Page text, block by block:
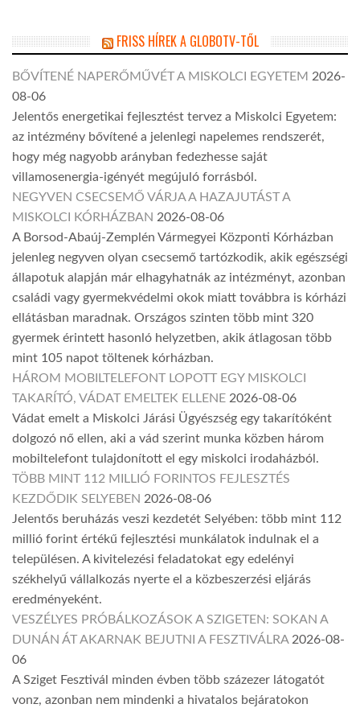
FRISS HÍREK A GLOBOTV-TŐL
BŐVÍTENÉ NAPERŐMŰVÉT A MISKOLCI EGYETEM 2026-
08-06
Jelentős energetikai fejlesztést tervez a Miskolci Egyetem:
az intézmény bővítené a jelenlegi napelemes rendszerét,
hogy még nagyobb arányban fedezhesse saját
villamosenergia-igényét megújuló forrásból.
NEGYVEN CSECSEMŐ VÁRJA A HAZAJUTÁST A
MISKOLCI KÓRHÁZBAN 2026-08-06
A Borsod-Abaúj-Zemplén Vármegyei Központi Kórházban
jelenleg negyven olyan csecsemő tartózkodik, akik egészségi
állapotuk alapján már elhagyhatnák az intézményt, azonban
családi vagy gyermekvédelmi okok miatt továbbra is kórházi
ellátásban maradnak. Országos szinten több mint 320
gyermek érintett hasonló helyzetben, akik átlagosan több
mint 105 napot töltenek kórházban.
HÁROM MOBILTELEFONT LOPOTT EGY MISKOLCI
TAKARÍTÓ, VÁDAT EMELTEK ELLENE 2026-08-06
Vádat emelt a Miskolci Járási Ügyészség egy takarítóként
dolgozó nő ellen, aki a vád szerint munka közben három
mobiltelefont tulajdonított el egy miskolci irodaházból.
TÖBB MINT 112 MILLIÓ FORINTOS FEJLESZTÉS
KEZDŐDIK SELYEBEN 2026-08-06
Jelentős beruházás veszi kezdetét Selyében: több mint 112
millió forint értékű fejlesztési munkálatok indulnak el a
településen. A kivitelezési feladatokat egy edelényi
székhelyű vállalkozás nyerte el a közbeszerzési eljárás
eredményeként.
VESZÉLYES PRÓBÁLKOZÁSOK A SZIGETEN: SOKAN A
DUNÁN ÁT AKARNAK BEJUTNI A FESZTIVÁLRA 2026-08-
06
A Sziget Fesztivál minden évben több százezer látogatót
vonz, azonban nem mindenki a hivatalos bejáratokon